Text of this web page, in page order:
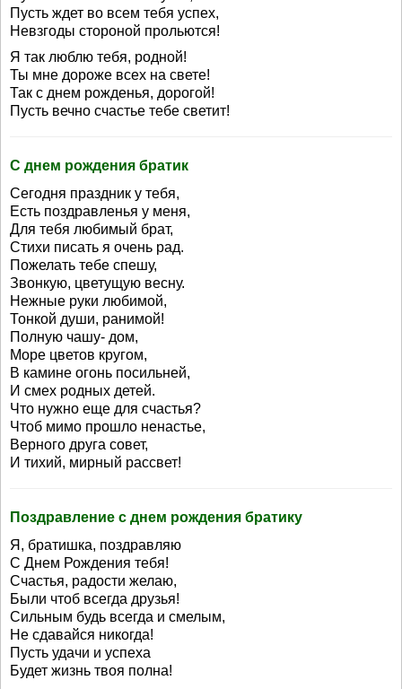
Пусть ждет во всем тебя успех,
Невзгоды стороной прольются!
Я так люблю тебя, родной!
Ты мне дороже всех на свете!
Так с днем рожденья, дорогой!
Пусть вечно счастье тебе светит!
С днем рождения братик
Сегодня праздник у тебя,
Есть поздравленья у меня,
Для тебя любимый брат,
Стихи писать я очень рад.
Пожелать тебе спешу,
Звонкую, цветущую весну.
Нежные руки любимой,
Тонкой души, ранимой!
Полную чашу- дом,
Море цветов кругом,
В камине огонь посильней,
И смех родных детей.
Что нужно еще для счастья?
Чтоб мимо прошло ненастье,
Верного друга совет,
И тихий, мирный рассвет!
Поздравление с днем рождения братику
Я, братишка, поздравляю
С Днем Рождения тебя!
Счастья, радости желаю,
Были чтоб всегда друзья!
Сильным будь всегда и смелым,
Не сдавайся никогда!
Пусть удачи и успеха
Будет жизнь твоя полна!